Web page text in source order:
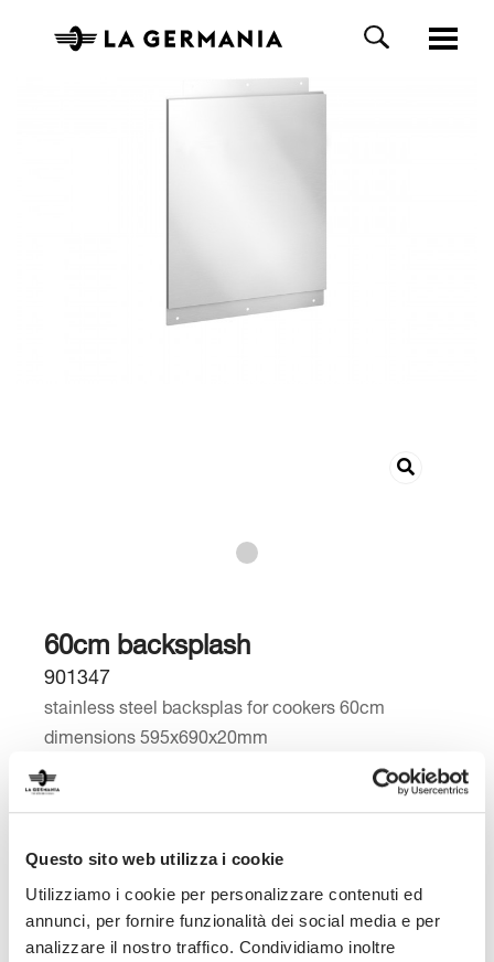
Questo sito web utilizza i cookie
Utilizziamo i cookie per personalizzare contenuti ed
annunci, per fornire funzionalità dei social media e per
analizzare il nostro traffico. Condividiamo inoltre
60cm backsplash
901347
stainless steel backsplas for cookers 60cm
dimensions 595x690x20mm
Read full description
Add to Wishlist